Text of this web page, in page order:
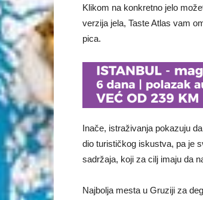
Klikom na konkretno jelo
verzija jela, Taste Atlas vam
pica.
Inače, istraživanja pokazuju
dio turističkog iskustva, pa je
sadržaja, koji za cilj imaju da
Najbolja mesta u Gruziji za